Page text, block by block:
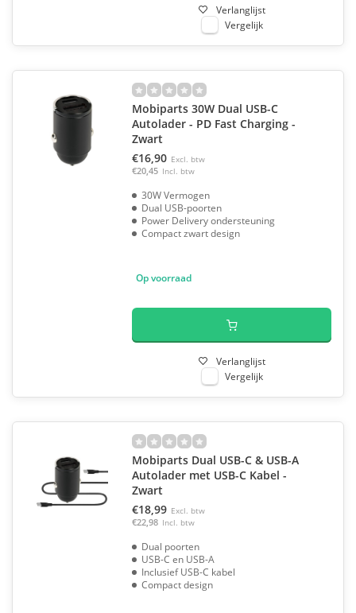
Verlanglijst
Vergelijk
Mobiparts 30W Dual USB-C
Autolader - PD Fast Charging -
Zwart
€16,90 Excl. btw
€20,45 Incl. btw
30W Vermogen
Dual USB-poorten
Power Delivery ondersteuning
Compact zwart design
Op voorraad
Verlanglijst
Vergelijk
Mobiparts Dual USB-C & USB-A
Autolader met USB-C Kabel -
Zwart
€18,99 Excl. btw
€22,98 Incl. btw
Dual poorten
USB-C en USB-A
Inclusief USB-C kabel
Compact design